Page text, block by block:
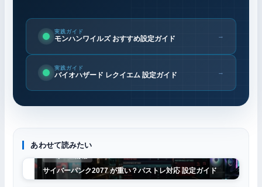
実践ガイド
モンハンワイルズ おすすめ設定ガイド →
実践ガイド
バイオハザード レクイエム 設定ガイド →
あわせて読みたい
サイバーパンク2077 が重い？パストレ対応 設定ガイド